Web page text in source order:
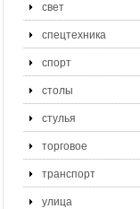
свет
спецтехника
спорт
столы
стулья
торговое
транспорт
улица